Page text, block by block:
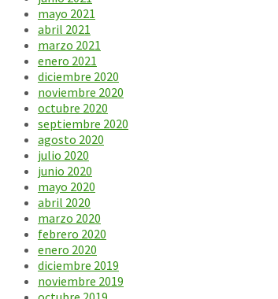
mayo 2021
abril 2021
marzo 2021
enero 2021
diciembre 2020
noviembre 2020
octubre 2020
septiembre 2020
agosto 2020
julio 2020
junio 2020
mayo 2020
abril 2020
marzo 2020
febrero 2020
enero 2020
diciembre 2019
noviembre 2019